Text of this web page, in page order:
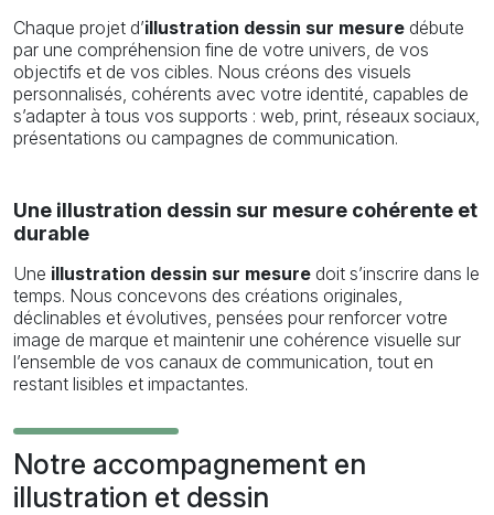
Chaque projet d’illustration dessin sur mesure débute
par une compréhension fine de votre univers, de vos
objectifs et de vos cibles. Nous créons des visuels
personnalisés, cohérents avec votre identité, capables de
s’adapter à tous vos supports : web, print, réseaux sociaux,
présentations ou campagnes de communication.
Une illustration dessin sur mesure cohérente et
durable
Une illustration dessin sur mesure doit s’inscrire dans le
temps. Nous concevons des créations originales,
déclinables et évolutives, pensées pour renforcer votre
image de marque et maintenir une cohérence visuelle sur
l’ensemble de vos canaux de communication, tout en
restant lisibles et impactantes.
Notre accompagnement en
illustration et dessin